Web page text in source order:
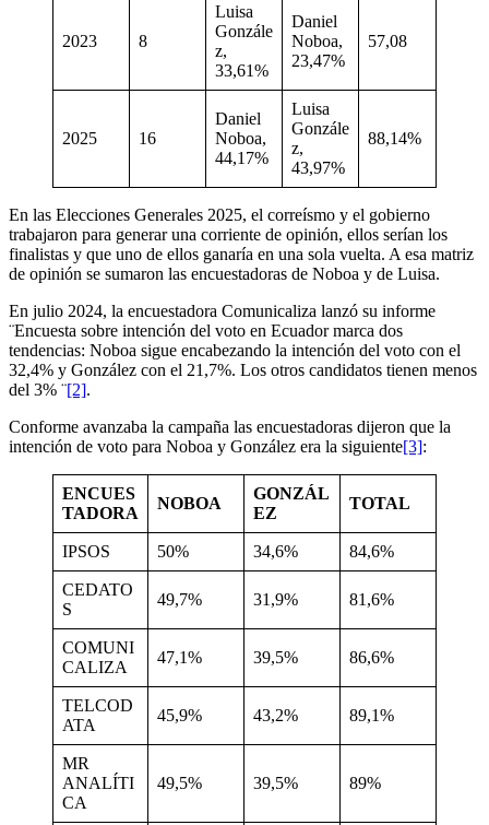
2023 8
Luisa
Gonzále
z,
33,61%
Daniel
Noboa,
23,47%
57,08
2025 16
Daniel
Noboa,
44,17%
Luisa
Gonzále
z,
43,97%
88,14%
En las Elecciones Generales 2025, el correísmo y el gobierno
trabajaron para generar una corriente de opinión, ellos serían los
finalistas y que uno de ellos ganaría en una sola vuelta. A esa matriz
de opinión se sumaron las encuestadoras de Noboa y de Luisa.
En julio 2024, la encuestadora Comunicaliza lanzó su informe
¨Encuesta sobre intención del voto en Ecuador marca dos
tendencias: Noboa sigue encabezando la intención del voto con el
32,4% y González con el 21,7%. Los otros candidatos tienen menos
del 3% ¨[2].
Conforme avanzaba la campaña las encuestadoras dijeron que la
intención de voto para Noboa y González era la siguiente[3]:
ENCUES
TADORA
NOBOA
GONZÁL
EZ
TOTAL
IPSOS 50% 34,6% 84,6%
CEDATO
S
49,7% 31,9% 81,6%
COMUNI
CALIZA
47,1% 39,5% 86,6%
TELCOD
ATA
45,9% 43,2% 89,1%
MR
ANALÍTI
CA
49,5% 39,5% 89%